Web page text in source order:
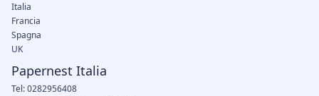
Italia
Francia
Spagna
UK
Papernest Italia
Tel: 0282956408